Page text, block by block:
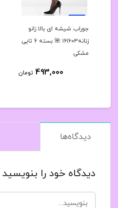
جوراب شیشه ای بالا زانو
زنانه۱۶۱۶۰۳ 🌺 بسته 6 تایی
مشکی
493,000 تومان
دیدگاه‌ها
دیدگاه خود را بنویسید